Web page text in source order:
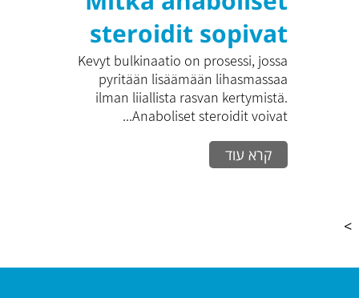
steroidit sopivat
hyvin kevyeen
bulkinaatioon?
Kevyt bulkinaatio on prosessi, jossa
pyritään lisäämään lihasmassaa
ilman liiallista rasvan kertymistä.
Anaboliset steroidit voivat...
קרא עוד
>